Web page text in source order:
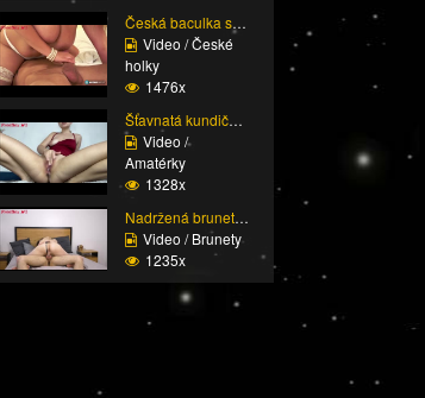
Česká baculka s mega k...
Video / České
holky
1476x
Šťavnatá kundička amat...
Video /
Amatérky
1328x
Nadržená brunetka nutn...
Video / Brunety
1235x